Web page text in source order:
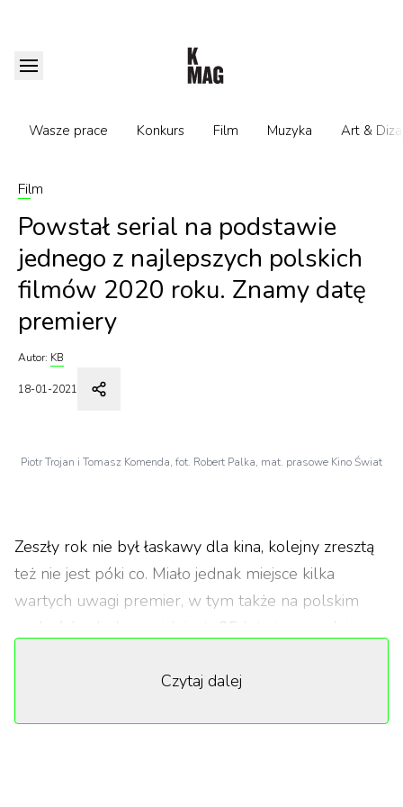
Wasze prace Konkurs Film Muzyka Art &
Film
Powstał serial na podstawie
jednego z najlepszych polskich
filmów 2020 roku. Znamy datę
premiery
Autor: KB
18-01-2021
Piotr Trojan i Tomasz Komenda, fot. Robert Palka, mat. prasowe Kino Świat
Zeszły rok nie był łaskawy dla kina, kolejny zresztą
też nie jest póki co. Miało jednak miejsce kilka
wartych uwagi premier, w tym także na polskim
podwórku. Jedną z nich jest „25 lat niewinności.
Holoubka, przedstawiające prawdziwą historię
Czytaj dalej